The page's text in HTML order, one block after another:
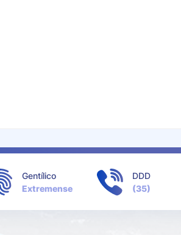
Gentílico
Extremense
DDD
(35)